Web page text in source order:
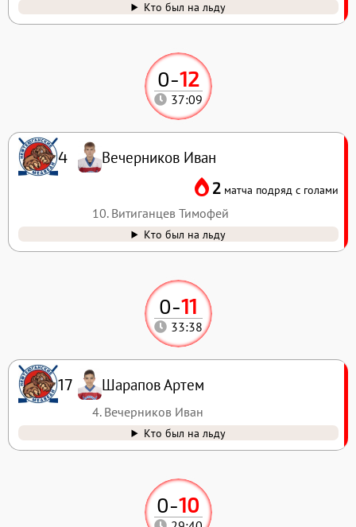
0-10
0-11
33:38
17 Шарапов Артем
4. Вечерников Иван
Кто был на льду
0-12
37:09
4 Вечерников Иван
2 матча подряд с голами
10. Витиганцев Тимофей
Кто был на льду
Кто был на льду